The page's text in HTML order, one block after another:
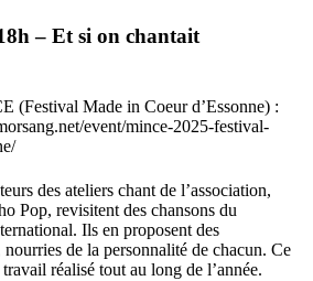
– Et si on chantait
(Festival Made in Coeur d’Essonne) :
event/mince-2025-festival-
des ateliers chant de l’association,
Pop, revisitent des chansons du
Ils en proposent des
de la personnalité de chacun. Ce
réalisé tout au long de l’année.